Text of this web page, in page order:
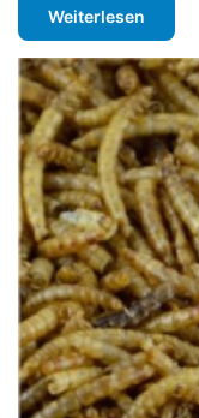
Weiterlesen